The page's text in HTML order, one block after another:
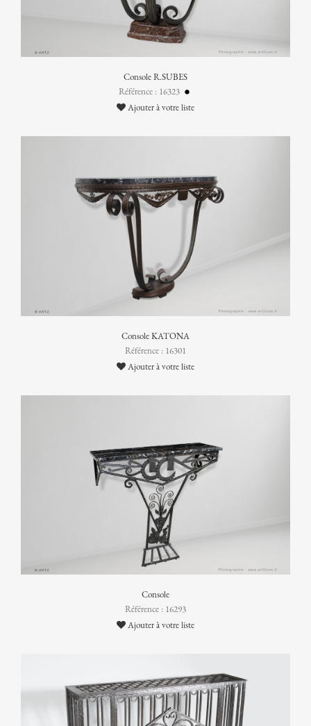
Console R.SUBES
Référence : 16323
Ajouter à votre liste
Console KATONA
Référence : 16301
Ajouter à votre liste
Console
Référence : 16293
Ajouter à votre liste